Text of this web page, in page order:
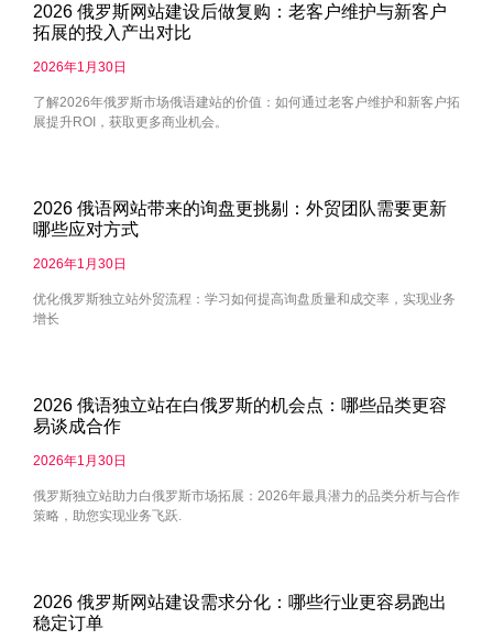
2026 俄罗斯网站建设后做复购：老客户维护与新客户
拓展的投入产出对比
2026年1月30日
了解2026年俄罗斯市场俄语建站的价值：如何通过老客户维护和新客户拓
展提升ROI，获取更多商业机会。
2026 俄语网站带来的询盘更挑剔：外贸团队需要更新
哪些应对方式
2026年1月30日
优化俄罗斯独立站外贸流程：学习如何提高询盘质量和成交率，实现业务
增长
2026 俄语独立站在白俄罗斯的机会点：哪些品类更容
易谈成合作
2026年1月30日
俄罗斯独立站助力白俄罗斯市场拓展：2026年最具潜力的品类分析与合作
策略，助您实现业务飞跃.
2026 俄罗斯网站建设需求分化：哪些行业更容易跑出
稳定订单